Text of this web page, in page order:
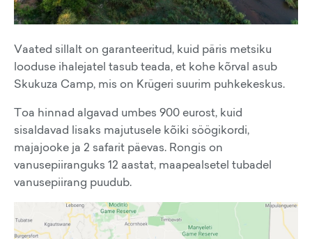
Vaated sillalt on garanteeritud, kuid päris metsiku
looduse ihalejatel tasub teada, et kohe kõrval asub
Skukuza Camp, mis on Krügeri suurim puhkekeskus.
Toa hinnad algavad umbes 900 eurost, kuid
sisaldavad lisaks majutusele kõiki söögikordi,
majajooke ja 2 safarit päevas. Rongis on
vanusepiiranguks 12 aastat, maapealsetel tubadel
vanusepiirang puudub.